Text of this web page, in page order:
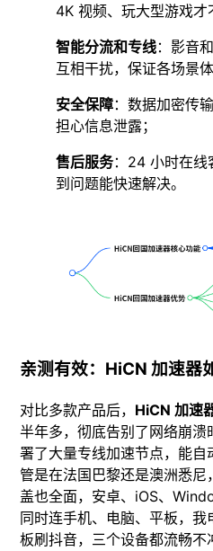
4K 视频、玩大型游戏才
智能分流和专线：影音
互相干扰，保证各场景体
安全保障：数据加密传
担心信息泄露；
售后服务：24 小时在线
到问题能快速解决。
亲测有效：HiCN 加速器
对比多款产品后， HiCN 加速
半年多，彻底告别了网络崩
署了大量专线加速节点，能
管是在法国巴黎还是澳洲悉
盖也全面，安卓、iOS、
同时连手机、电脑、平板，
板刷抖音，三个设备都流畅不